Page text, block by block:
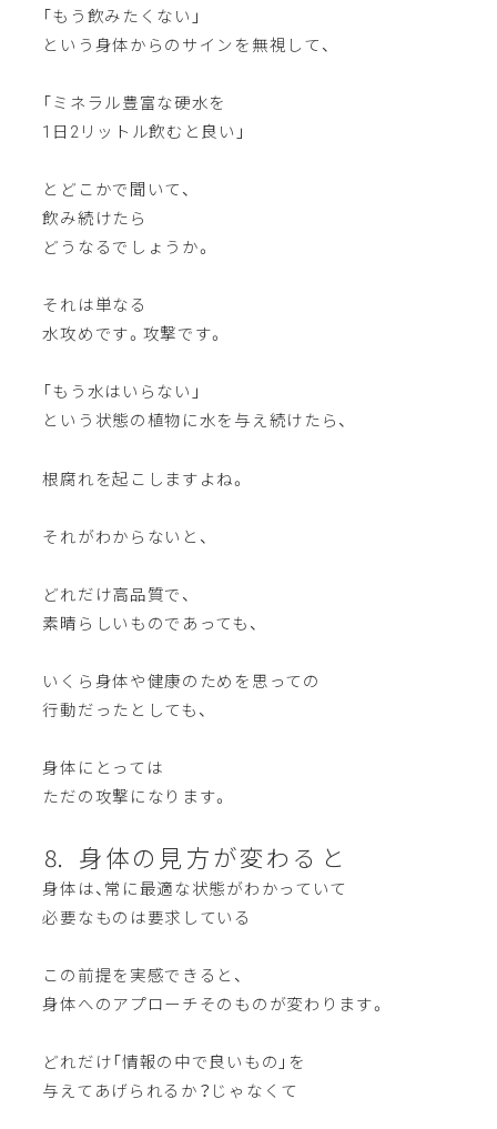
「もう飲みたくない」
という身体からのサインを無視して、
「ミネラル豊富な硬水を
1日2リットル飲むと良い」
とどこかで聞いて、
飲み続けたら
どうなるでしょうか。
それは単なる
水攻めです。攻撃です。
「もう水はいらない」
という状態の植物に水を与え続けたら、
根腐れを起こしますよね。
それがわからないと、
どれだけ高品質で、
素晴らしいものであっても、
いくら身体や健康のためを思っての
行動だったとしても、
身体にとっては
ただの攻撃になります。
⒏ 身体の見方が変わると
身体は、常に最適な状態がわかっていて
必要なものは要求している
この前提を実感できると、
身体へのアプローチそのものが変わります。
どれだけ「情報の中で良いもの」を
与えてあげられるか？じゃなくて